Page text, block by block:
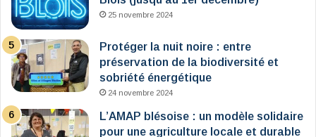
25 novembre 2024
Protéger la nuit noire : entre
préservation de la biodiversité et
sobriété énergétique
24 novembre 2024
L’AMAP blésoise : un modèle solidaire
pour une agriculture locale et durable